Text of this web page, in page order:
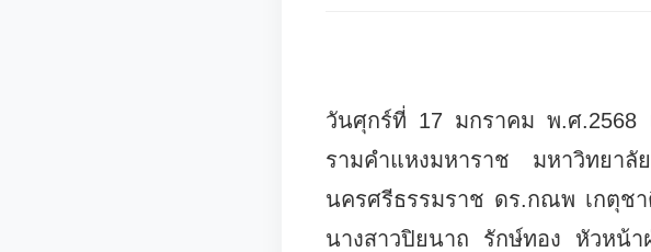
วันศุกร์ที่ 17 มกราคม พ.ศ
รามคำแหงมหาราช มหาวิทยาลั
นครศรีธรรมราช ดร.กณพ เกตุช
นางสาวปิยนาถ รักษ์ทอง หัวหน้